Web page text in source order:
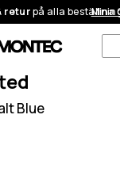
returpå alla Mina
Blue